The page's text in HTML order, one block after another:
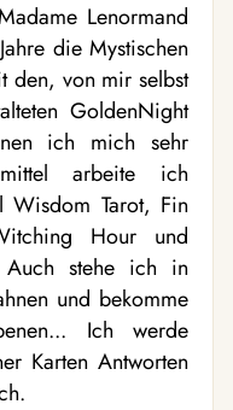
Lenormand
die Mystischen
den, von mir selbst
GoldenNight
ich mich sehr
arbeite ich
Wisdom Tarot, Fin
Hour und
Auch stehe ich in
und bekomme
Ich werde
Karten Antworten